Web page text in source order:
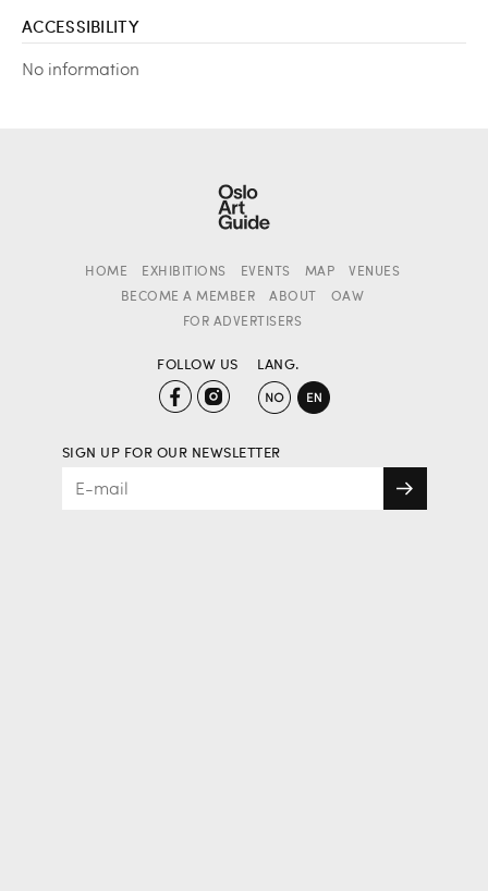
ACCESSIBILITY
No information
HOME EXHIBITIONS EVENTS MAP
VENUES
BECOME A MEMBER
ABOUT
OAW
FOR ADVERTISERS
FOLLOW US LANG.
SIGN UP FOR OUR NEWSLETTER